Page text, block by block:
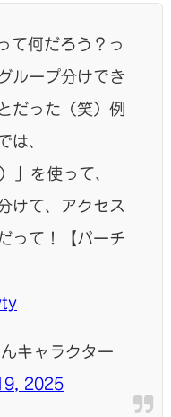
て何だろう？っ
ループ分けでき
だった（笑）例
は、
」を使って、
けて、アクセス
って！【バーチ
キャラクター
2025